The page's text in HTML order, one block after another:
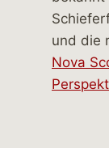
Nova